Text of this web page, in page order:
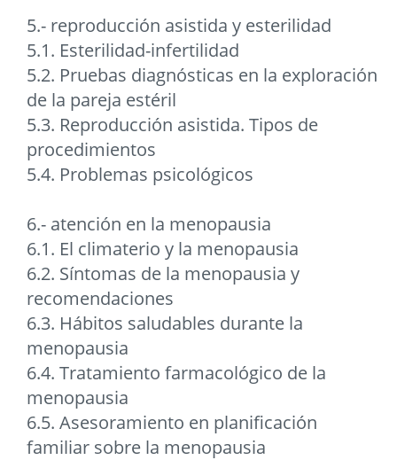
5.- reproducción asistida y esterilidad
5.1. Esterilidad-infertilidad
5.2. Pruebas diagnósticas en la exploración
de la pareja estéril
5.3. Reproducción asistida. Tipos de
procedimientos
5.4. Problemas psicológicos
6.- atención en la menopausia
6.1. El climaterio y la menopausia
6.2. Síntomas de la menopausia y
recomendaciones
6.3. Hábitos saludables durante la
menopausia
6.4. Tratamiento farmacológico de la
menopausia
6.5. Asesoramiento en planificación
familiar sobre la menopausia